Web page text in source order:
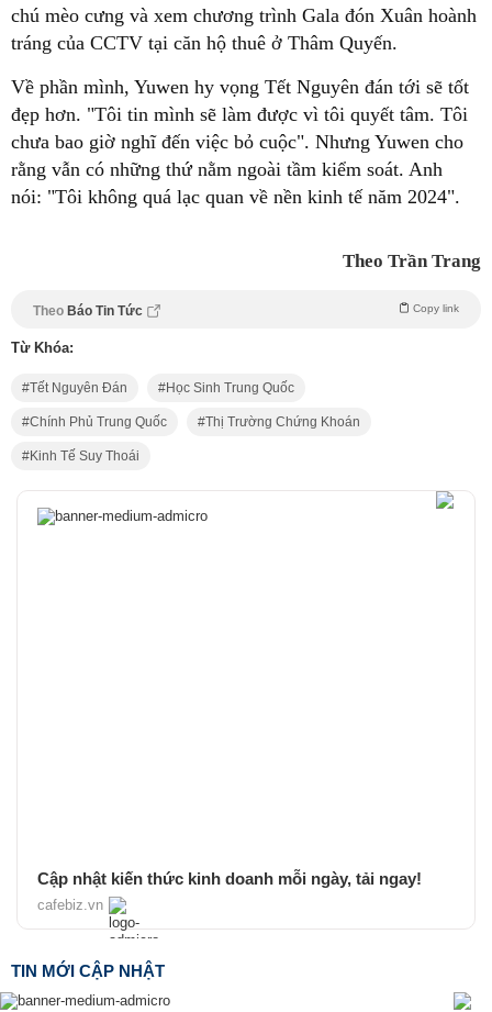
chú mèo cưng và xem chương trình Gala đón Xuân hoành
tráng của CCTV tại căn hộ thuê ở Thâm Quyến.
Về phần mình, Yuwen hy vọng Tết Nguyên đán tới sẽ tốt
đẹp hơn. "Tôi tin mình sẽ làm được vì tôi quyết tâm. Tôi
chưa bao giờ nghĩ đến việc bỏ cuộc". Nhưng Yuwen cho
rằng vẫn có những thứ nằm ngoài tầm kiểm soát. Anh
nói: "Tôi không quá lạc quan về nền kinh tế năm 2024".
Theo Trần Trang
Theo Báo Tin Tức Copy link
Từ Khóa:
Tết Nguyên Đán Học Sinh Trung Quốc
Chính Phủ Trung Quốc Thị Trường Chứng Khoán
Kinh Tế Suy Thoái
Cập nhật kiến thức kinh doanh mỗi ngày, tải ngay!
cafebiz.vn
TIN MỚI CẬP NHẬT